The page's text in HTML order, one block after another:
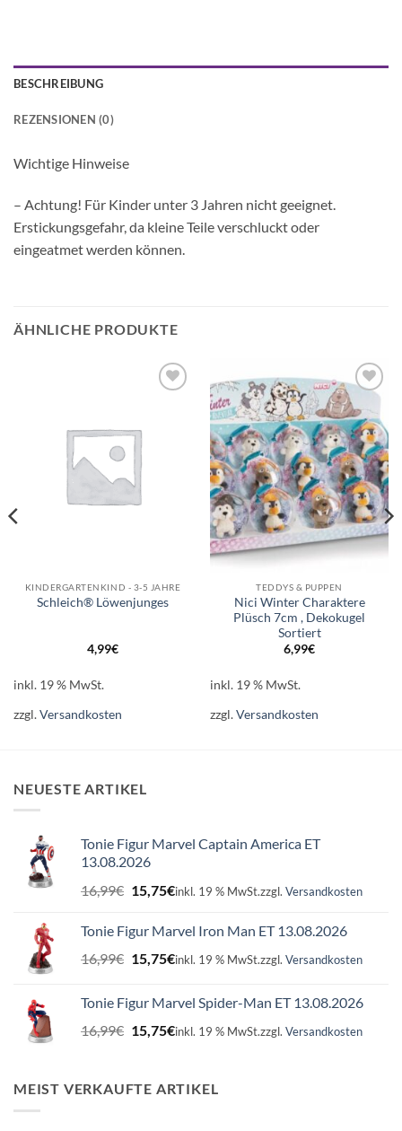
BESCHREIBUNG
REZENSIONEN (0)
Wichtige Hinweise
– Achtung! Für Kinder unter 3 Jahren nicht geeignet.
Erstickungsgefahr, da kleine Teile verschluckt oder
eingeatmet werden können.
ÄHNLICHE PRODUKTE
KINDERGARTENKIND - 3-5 JAHRE
Schleich® Löwenjunges
4,99€
inkl. 19 % MwSt.
zzgl.Versandkosten
Auf die
Wunschliste
TEDDYS & PUPPEN
Nici Winter Charaktere
Plüsch 7cm , Dekokugel
Sortiert
6,99€
inkl. 19 % MwSt.
zzgl.Versandkosten
NEUESTE ARTIKEL
Tonie Figur Marvel Captain America ET
13.08.2026
16,99€ Ursprünglicher
Preis
16,99€
15,75€Aktueller
15,75€.
inkl. 19 % MwSt.zzgl. Versandkosten
Tonie Figur Marvel Iron Man ET 13.08.2026
16,99€ Ursprünglicher
Preis
16,99€
15,75€Aktueller
15,75€.
inkl. 19 % MwSt.zzgl. Versandkosten
Tonie Figur Marvel Spider-Man ET 13.08.2026
16,99€ Ursprünglicher
Preis
16,99€
15,75€Aktueller
15,75€.
inkl. 19 % MwSt.zzgl. Versandkosten
MEIST VERKAUFTE ARTIKEL